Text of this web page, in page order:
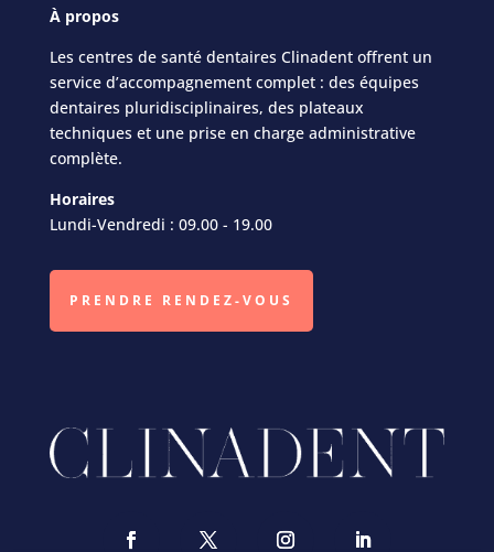
Àpropos
Les centres de santé dentaires Clinadent offrent un
service d’accompagnement complet : des équipes
dentaires pluridisciplinaires, des plateaux
techniques et une prise en charge administrative
complète.
Horaires
Lundi-Vendredi : 09.00 - 19.00
PRENDRE RENDEZ-VOUS